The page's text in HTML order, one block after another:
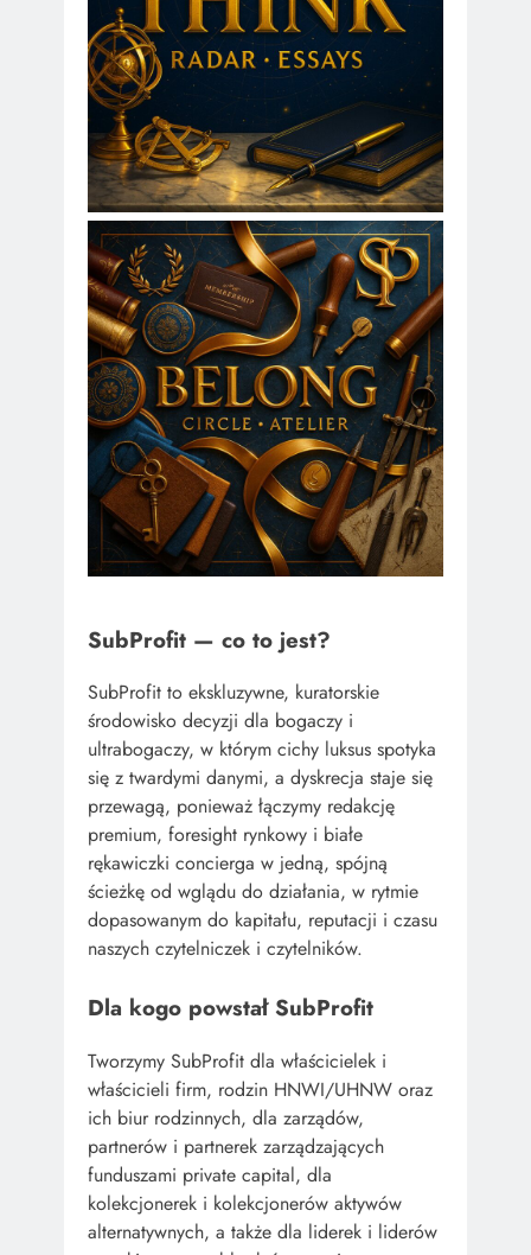
SubProfit — co to jest?
SubProfit to ekskluzywne, kuratorskie
środowisko decyzji dla bogaczy i
ultrabogaczy, w którym cichy luksus spotyka
się z twardymi danymi, a dyskrecja staje się
przewagą, ponieważ łączymy redakcję
premium, foresight rynkowy i białe
rękawiczki concierga w jedną, spójną
ścieżkę od wglądu do działania, w rytmie
dopasowanym do kapitału, reputacji i czasu
naszych czytelniczek i czytelników.
Dla kogo powstał SubProfit
Tworzymy SubProfit dla właścicielek i
właścicieli firm, rodzin HNWI/UHNW oraz
ich biur rodzinnych, dla zarządów,
partnerów i partnerek zarządzających
funduszami private capital, dla
kolekcjonerek i kolekcjonerów aktywów
alternatywnych, a także dla liderek i liderów